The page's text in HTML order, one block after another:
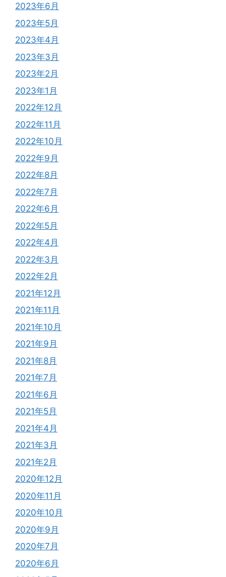
2023年6月
2023年5月
2023年4月
2023年3月
2023年2月
2023年1月
2022年12月
2022年11月
2022年10月
2022年9月
2022年8月
2022年7月
2022年6月
2022年5月
2022年4月
2022年3月
2022年2月
2021年12月
2021年11月
2021年10月
2021年9月
2021年8月
2021年7月
2021年6月
2021年5月
2021年4月
2021年3月
2021年2月
2020年12月
2020年11月
2020年10月
2020年9月
2020年7月
2020年6月